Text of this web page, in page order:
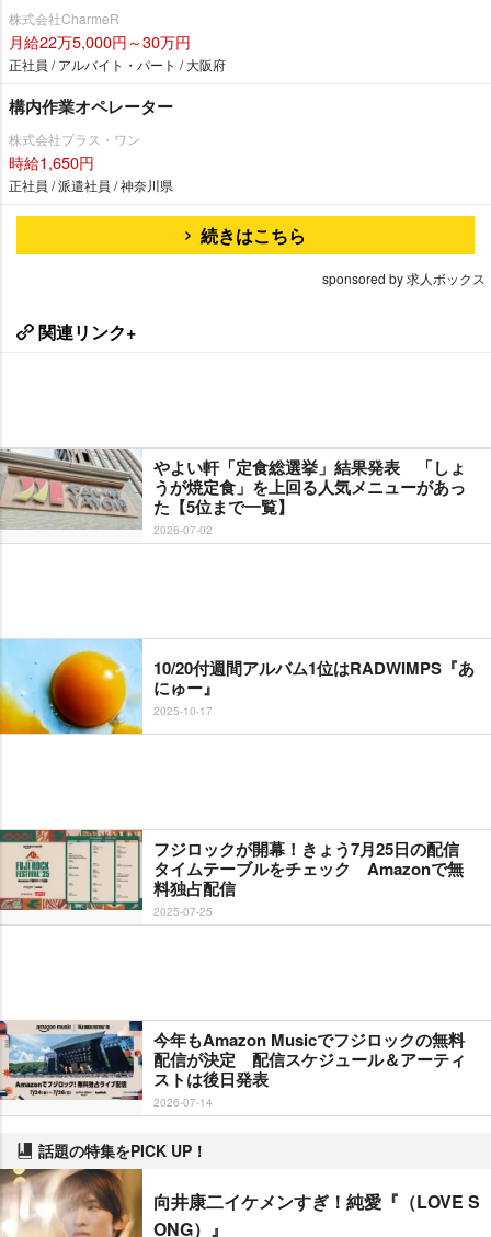
株式会社CharmeR
月給22万5,000円～30万円
正社員 / アルバイト・パート / 大阪府
構内作業オペレーター
株式会社プラス・ワン
時給1,650円
正社員 / 派遣社員 / 神奈川県
続きはこちら
sponsored by 求人ボックス
関連リンク+
よい軒「定食総選挙」結果発表 「しょ
うが焼定食」を上回る人気メニューがあっ
た【5位まで一覧】
2026-07-02
10/20付週間アルバム1位はRADWIMPS『あ
にゅー』
2025-10-17
フジロックが開幕！きょう7月25日の配信
タイムテーブルをチェック Amazonで無
料独占配信
2025-07-25
今年もAmazon Musicでフジロックの無料
配信が決定 配信スケジュール＆アーティ
ストは後日発表
2026-07-14
話題の特集をPICK UP！
向井康二イケメンすぎ！純愛『（LOVE S
ONG）』